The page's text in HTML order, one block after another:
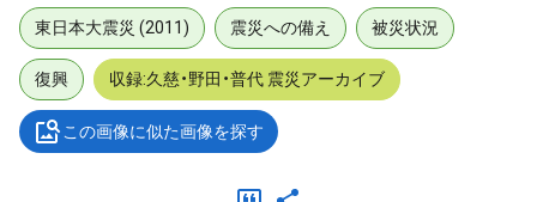
東日本大震災 (2011) 震災への備え 被災状況
復興 収録:久慈・野田・普代 震災アーカイブ
この画像に似た画像を探す